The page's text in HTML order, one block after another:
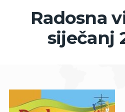
Radosna
siječanj